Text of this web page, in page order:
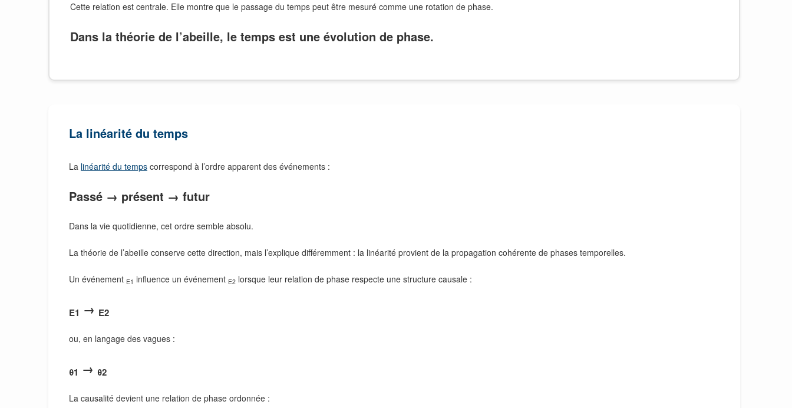
Cette relation est centrale. Elle montre que le passage du temps peut être mesuré comme une rotation de phase.
Dans la théorie de l’abeille, le temps est une évolution de phase.
La linéarité du temps
La linéarité du temps correspond à l’ordre apparent des événements :
Passé → présent → futur
Dans la vie quotidienne, cet ordre semble absolu.
La théorie de l’abeille conserve cette direction, mais l’explique différemment : la linéarité provient de la propagation cohérente de phases temporelles.
Un événement E1 influence un événement E2 lorsque leur relation de phase respecte une structure causale :
E1 → E2
ou, en langage des vagues :
θ1 → θ2
La causalité devient une relation de phase ordonnée :